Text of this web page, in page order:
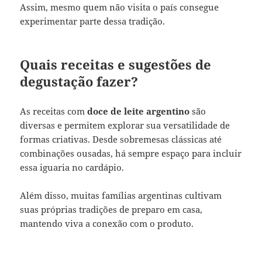
Assim, mesmo quem não visita o país consegue
experimentar parte dessa tradição.
Quais receitas e sugestões de
degustação fazer?
As receitas comdoce de leite argentinosão
diversas e permitem explorar sua versatilidade de
formas criativas. Desde sobremesas clássicas até
combinações ousadas, há sempre espaço para incluir
essa iguaria no cardápio.
Além disso, muitas famílias argentinas cultivam
suas próprias tradições de preparo em casa,
mantendo viva a conexão com o produto.